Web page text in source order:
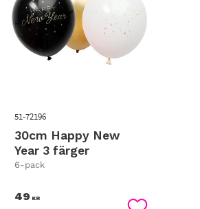
30cm Happy New
Year 3 färger
6-pack
51-72196
49 KR